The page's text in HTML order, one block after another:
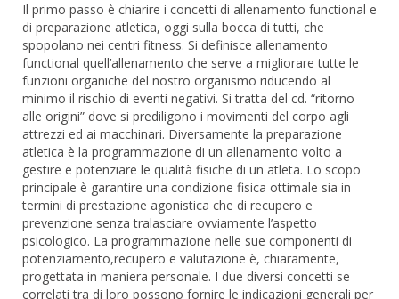
Il primo passo è chiarire i concetti di allenamento functional e
di preparazione atletica, oggi sulla bocca di tutti, che
spopolano nei centri fitness. Si definisce allenamento
functional quell’allenamento che serve a migliorare tutte le
funzioni organiche del nostro organismo riducendo al
minimo il rischio di eventi negativi. Si tratta del cd. “ritorno
alle origini” dove si prediligono i movimenti del corpo agli
attrezzi ed ai macchinari. Diversamente la preparazione
atletica è la programmazione di un allenamento volto a
gestire e potenziare le qualità fisiche di un atleta. Lo scopo
principale è garantire una condizione fisica ottimale sia in
termini di prestazione agonistica che di recupero e
prevenzione senza tralasciare ovviamente l’aspetto
psicologico. La programmazione nelle sue componenti di
potenziamento,recupero e valutazione è, chiaramente,
progettata in maniera personale. I due diversi concetti se
correlati tra di loro possono fornire le indicazioni generali per